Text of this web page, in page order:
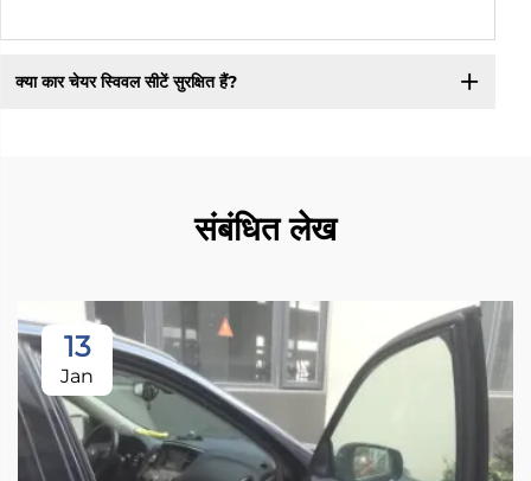
क्या कार चेयर स्विवल सीटें सुरक्षित हैं?
संबंधित लेख
13
Jan